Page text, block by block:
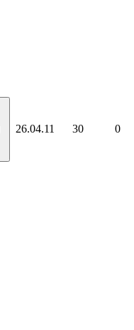
26.04.11 30 0